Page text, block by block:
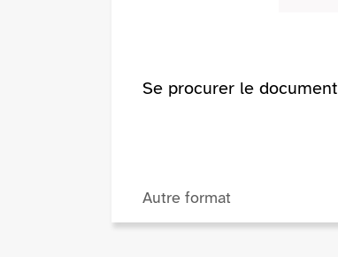
Se procurer le document
Autre format